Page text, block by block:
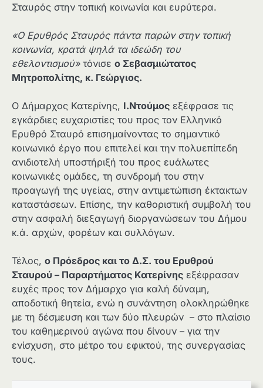
Σταυρός στην τοπική κοινωνία και ευρύτερα.
«Ο Ερυθρός Σταυρός πάντα παρών στην τοπική
κοινωνία, κρατά ψηλά τα ιδεώδη του
εθελοντισμού»τόνισε ο Σεβασμιώτατος
Μητροπολίτης, κ. Γεώργιος.
Ο Δήμαρχος Κατερίνης, Ι.Ντούμος εξέφρασε τις
εγκάρδιες ευχαριστίες του προς τον Ελληνικό
Ερυθρό Σταυρό επισημαίνοντας το σημαντικό
κοινωνικό έργο που επιτελεί και την πολυεπίπεδη
ανιδιοτελή υποστήριξή του προς ευάλωτες
κοινωνικές ομάδες, τη συνδρομή του στην
προαγωγή της υγείας, στην αντιμετώπιση έκτακτων
καταστάσεων. Επίσης, την καθοριστική συμβολή του
στην ασφαλή διεξαγωγή διοργανώσεων του Δήμου
κ.ά. αρχών, φορέων και συλλόγων.
Τέλος, ο Πρόεδρος και το Δ.Σ. του Ερυθρού
Σταυρού – Παραρτήματος Κατερίνης εξέφρασαν
ευχές προς τον Δήμαρχο για καλή δύναμη,
αποδοτική θητεία, ενώ η συνάντηση ολοκληρώθηκε
με τη δέσμευση και των δύο πλευρών – στο πλαίσιο
του καθημερινού αγώνα που δίνουν – για την
ενίσχυση, στο μέτρο του εφικτού, της συνεργασίας
τους.